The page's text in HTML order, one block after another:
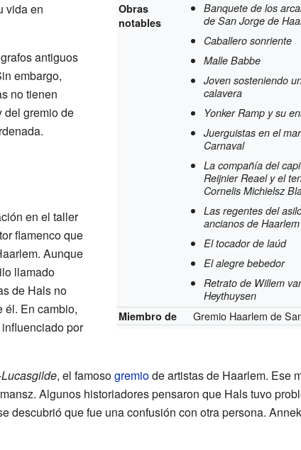
Obras
notables
Banquete de los
de San Jorge de
Caballero sonriente
Malle Babbe
Joven sosteniendo
calavera
Yonker Ramp y su
Juerguistas en el
Carnaval
La compañía del
Reijnier Reael y el
Cornelis Michielsz
Las regentes del
ancianos de Haarlem
El tocador de laúd
El alegre bebedor
Retrato de Willem
Heythuysen
Miembro de
Gremio Haarlem de
vida en
antiguos
embargo,
no tienen
del gremio de
en el taller
flamenco que
Aunque
llamado
de Hals no
él. En cambio,
influenciado por
, el famosogremiode artistas de Haarlem. Ese
Algunos historiadores pensaron que Hals tuvo
descubrió que fue una confusión con otra persona.